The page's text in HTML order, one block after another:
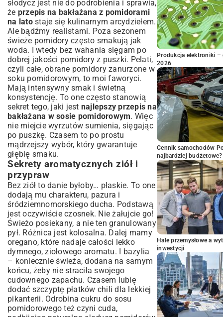
słodycz jest nie do podrobienia i sprawia,
że przepis na bakłażana z pomidorami
na latostaje się kulinarnym arcydziełem.
Ale bądźmy realistami. Poza sezonem
świeże pomidory często smakują jak
woda. I wtedy bez wahania sięgam po
dobrej jakości pomidory z puszki. Pelati,
czyli całe, obrane pomidory zanurzone w
soku pomidorowym, to moi faworyci.
Mają intensywny smak i świetną
konsystencję. To one często stanowią
sekret tego, jaki jest najlepszy przepis na
bakłażana w sosie pomidorowym. Więc
nie miejcie wyrzutów sumienia, sięgając
po puszkę. Czasem to po prostu
mądrzejszy wybór, który gwarantuje
głębię smaku.
Sekrety aromatycznych ziół i
przypraw
Bez ziół to danie byłoby… płaskie. To one
dodają mu charakteru, pazura i
śródziemnomorskiego ducha. Podstawą
jest oczywiście czosnek. Nie żałujcie go!
Świeżo posiekany, a nie ten granulowany
pył. Różnica jest kolosalna. Dalej mamy
oregano, które nadaje całości lekko
dymnego, ziołowego aromatu. I bazylia
– koniecznie świeża, dodana na samym
końcu, żeby nie straciła swojego
cudownego zapachu. Czasem lubię
dodać szczyptę płatków chili dla lekkiej
pikanterii. Odrobina cukru do sosu
pomidorowego też czyni cuda,
Produkcja elektroniki –
2026
Cennik samochodów
najbardziej budżetowe?
Hale przemysłowe a
inwestycji